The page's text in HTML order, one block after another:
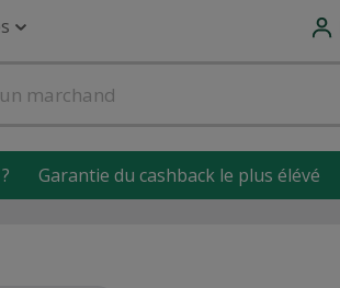
Garantie du cashback le plus élévé